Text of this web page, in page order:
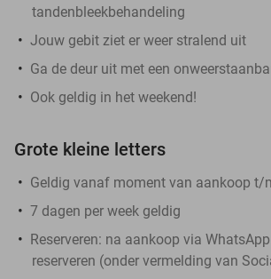
tandenbleekbehandeling
Jouw gebit ziet er weer stralend uit
Ga de deur uit met een
Ook geldig in het weekend!
Grote kleine letters
Geldig vanaf moment van aankoop t/
7 dagen per week geldig
Reserveren: na aankoop via
reserveren (onder vermelding van